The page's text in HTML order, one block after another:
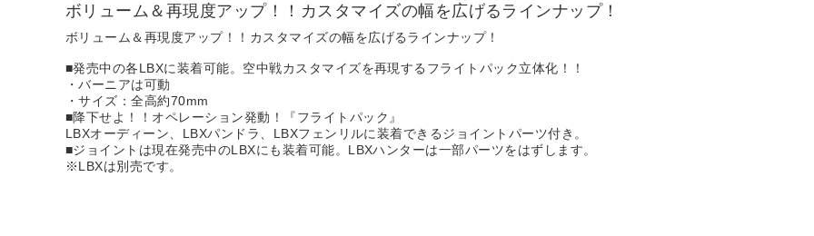
ボリューム＆再現度アップ！！カスタマイズの幅を広げるラインナップ！
ボリューム＆再現度アップ！！カスタマイズの幅を広げるラインナップ！
■発売中の各LBXに装着可能。空中戦カスタマイズを再現するフライトパック立体化！！
・バーニアは可動
・サイズ：全高約70mm
■降下せよ！！オペレーション発動！『フライトパック』
LBXオーディーン、LBXパンドラ、LBXフェンリルに装着できるジョイントパーツ付き。
■ジョイントは現在発売中のLBXにも装着可能。LBXハンターは一部パーツをはずします。
※LBXは別売です。